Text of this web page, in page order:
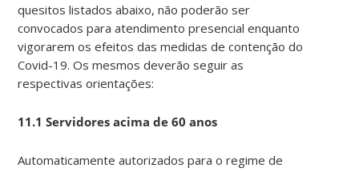
quesitos listados abaixo, não poderão ser
convocados para atendimento presencial enquanto
vigorarem os efeitos das medidas de contenção do
Covid-19. Os mesmos deverão seguir as
respectivas orientações:
11.1 Servidores acima de 60 anos
Automaticamente autorizados para o regime de